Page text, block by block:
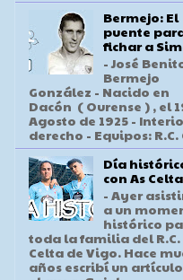
Bermejo: El
puente
fichar a
- José
Bermejo
González - Nacido en
Dacón ( Ourense ) , el
Agosto de 1925 -
derecho - Equipos: R.C.
Día
con As
- Ayer
a un
histórico
toda la familia del R.C.
Celta de Vigo. Hace
años escribí un